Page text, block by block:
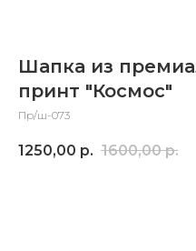
Шапка из
принт "Космос"
Пр/ш-073
1250,00 р. 1600,00 р.